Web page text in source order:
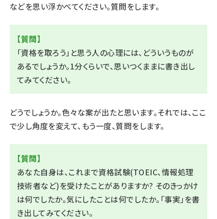
などを思い浮かべてください。質問をします。
【質問】
「資格を取ろう」と思う⼈の⼼理には、どういうものが
あるでしょうか。1分くらいで、思いつくままに書き出し
てみてください。
どうでしょうか。色々な案が出たと思います。それでは、ここ
で少し角度を変えて、もう一度、質問をします。
【質問】
あなた自身は、これまで資格試験(TOEIC、情報処理
技術者など)を受けたことがありますか? そのきっかけ
は何でしたか。気にしたことは何でしたか。「事実」を書
き出してみてください。